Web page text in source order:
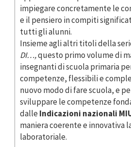
impiegare concretamente le
e il pensiero in compiti
tutti gli alunni.
Insieme agli altri titoli della
DI…,questo primo volume di
insegnanti di scuola primaria
competenze, flessibili e
nuovo modo di fare scuola, e
sviluppare le competenze
dalleIndicazioni nazionali
maniera coerente e innovativa
laboratoriale.